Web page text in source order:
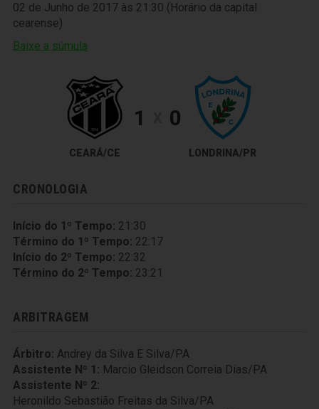
02 de Junho de 2017 às 21:30 (Horário da capital
cearense)
Baixe a súmula
CEARÁ/CE
1 0
LONDRINA/PR
CRONOLOGIA
Início do 1º Tempo: 21:30
Término do 1º Tempo: 22:17
Início do 2º Tempo: 22:32
Término do 2º Tempo: 23:21
ARBITRAGEM
Árbitro: Andrey da Silva E Silva/PA
Assistente Nº 1: Marcio Gleidson Correia Dias/PA
Assistente Nº 2:
Heronildo Sebastião Freitas da Silva/PA